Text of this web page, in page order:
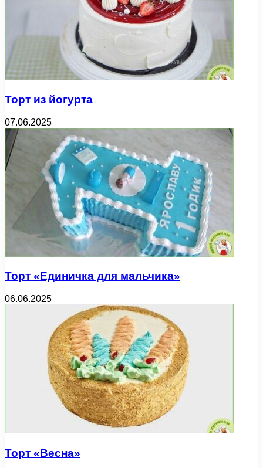
Торт из йогурта
07.06.2025
Торт «Единичка для мальчика»
06.06.2025
Торт «Весна»